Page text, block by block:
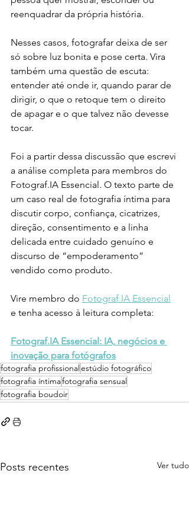
reenquadrar da própria história.
Nesses casos, fotografar deixa de ser
só sobre luz bonita e pose certa. Vira
também uma questão de escuta:
entender até onde ir, quando parar de
dirigir, o que o retoque tem o direito
de apagar e o que talvez não devesse
tocar.
Foi a partir dessa discussão que escrevi
a análise completa para membros do
Fotograf.IA Essencial. O texto parte de
um caso real de fotografia íntima para
discutir corpo, confiança, cicatrizes,
direção, consentimento e a linha
delicada entre cuidado genuíno e
discurso de “empoderamento”
vendido como produto.
Vire membro do Fotograf.IA Essencial
e tenha acesso à leitura completa:
Fotograf.IA Essencial: IA, negócios e
inovação para fotógrafos
fotografia profissionalestúdio fotográfico
fotografia íntimafotografia sensual
fotografia boudoir
Posts recentes Ver tudo